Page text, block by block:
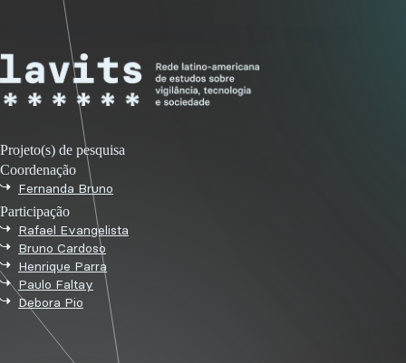
Projeto(s) de pesquisa
Coordenação
Fernanda Bruno
Participação
Rafael Evangelista
Bruno Cardoso
Henrique Parra
Paulo Faltay
Debora Pio